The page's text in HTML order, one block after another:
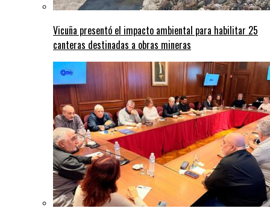
Vicuña presentó el impacto ambiental para habilitar 25
canteras destinadas a obras mineras